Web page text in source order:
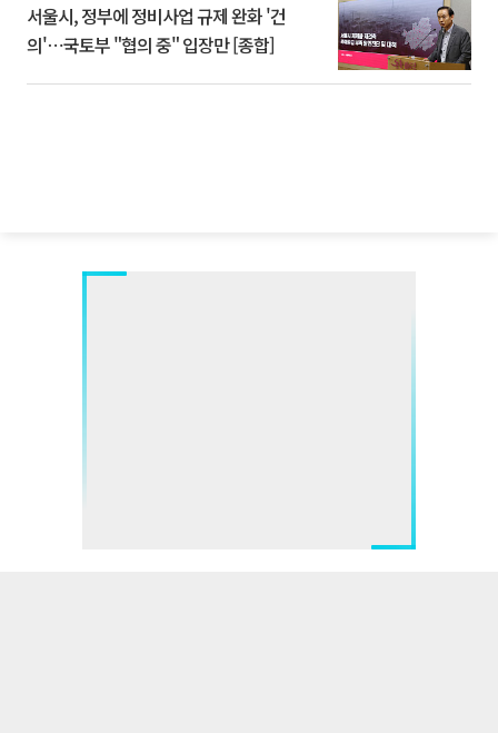
서울시, 정부에 정비사업 규제 완화 '건
의'⋯국토부 "협의 중" 입장만 [종합]